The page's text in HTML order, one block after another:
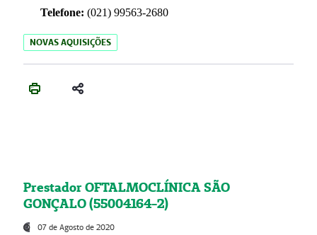
Telefone: (021) 99563-2680
NOVAS AQUISIÇÕES
Prestador OFTALMOCLÍNICA SÃO
GONÇALO (55004164-2)
07 de Agosto de 2020